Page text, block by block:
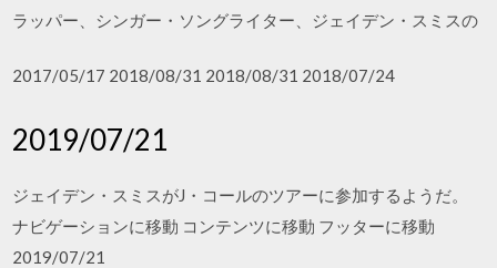
ラッパー、シンガー・ソングライター、ジェイデン・スミスの
2017/05/17 2018/08/31 2018/08/31 2018/07/24
2019/07/21
ジェイデン・スミスがJ・コールのツアーに参加するようだ。
ナビゲーションに移動 コンテンツに移動 フッターに移動
2019/07/21